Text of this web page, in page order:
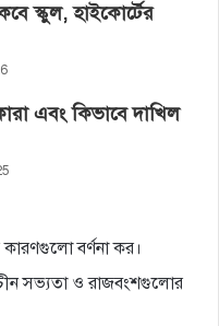
স্কুল, হাইকোর্টের‌
এবং কিভাবে দাখিল
বর্ণনা কর।
সভ্যতা ও রাজবংশগুলাের